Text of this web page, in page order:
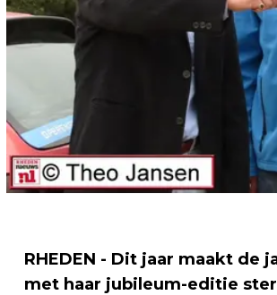
RHEDEN - Dit jaar maakt de
met haar jubileum-editie